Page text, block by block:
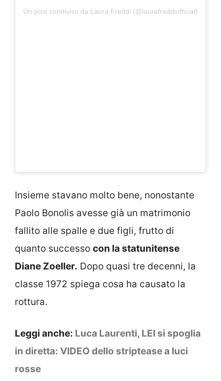
Un post condiviso da Laura Freddi (@laurafreddiofficial)
Insieme stavano molto bene, nonostante
Paolo Bonolis avesse già un matrimonio
fallito alle spalle e due figli, frutto di
quanto successo con la statunitense
Diane Zoeller. Dopo quasi tre decenni, la
classe 1972 spiega cosa ha causato la
rottura.
Leggi anche: Luca Laurenti, LEI si spoglia
in diretta: VIDEO dello striptease a luci
rosse